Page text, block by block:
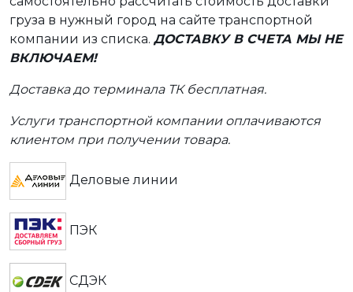
груза в нужный город на сайте транспортной
компании из списка. ДОСТАВКУ В СЧЕТА МЫ НЕ
ВКЛЮЧАЕМ!
Доставка до терминала ТК бесплатная.
Услуги транспортной компании оплачиваются
клиентом при получении товара.
Деловые линии
ПЭК
СДЭК